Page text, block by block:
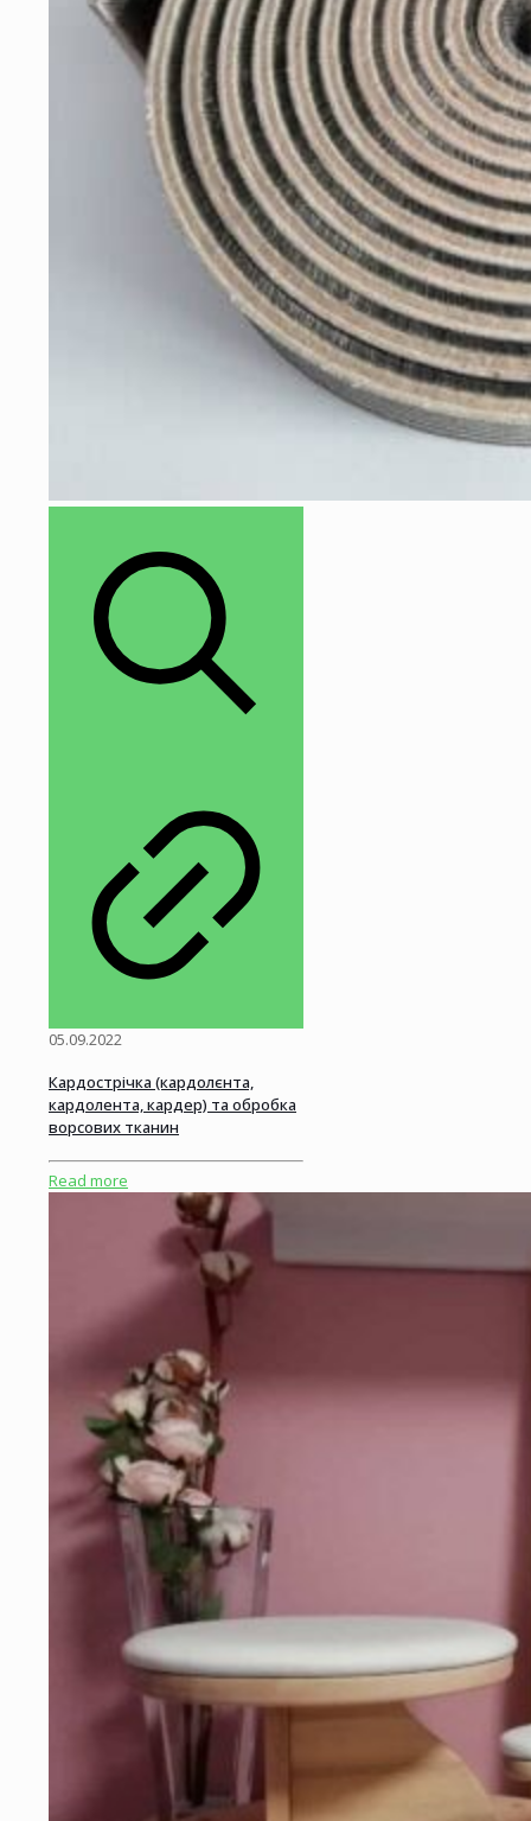
05.09.2022
Кардострічка (кардолєнта,
кардолента, кардер) та обробка
ворсових тканин
Read more